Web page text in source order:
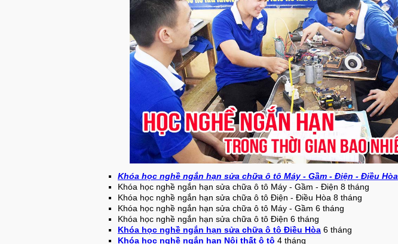
Khóa học nghề ngắn hạn sửa chữa ô tô Máy - Gầm - Điện - Điều Hòa
Khóa học nghề ngắn hạn sửa chữa ô tô Máy - Gầm - Điện 8 tháng
Khóa học nghề ngắn hạn sửa chữa ô tô Điện - Điều Hòa 8 tháng
Khóa học nghề ngắn hạn sửa chữa ô tô Máy - Gầm 6 tháng
Khóa học nghề ngắn hạn sửa chữa ô tô Điện 6 tháng
Khóa học nghề ngắn hạn sửa chữa ô tô Điều Hòa 6 tháng
Khóa học nghề ngắn hạn Nội thất ô tô 4 tháng